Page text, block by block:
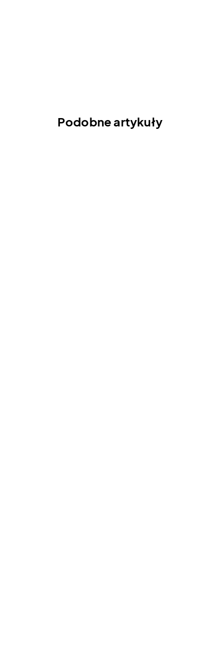
Podobne artykuły